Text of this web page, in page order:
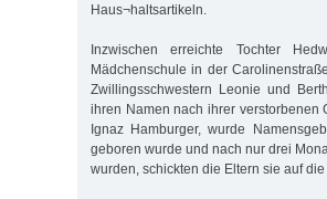
Haus¬haltsartikeln.
Inzwischen erreichte Tochter
Mädchenschule in der
Zwillingsschwestern Leonie und
ihren Namen nach ihrer verstorbenen
Ignaz Hamburger, wurde
geboren wurde und nach nur drei
wurden, schickten die Eltern sie auf die